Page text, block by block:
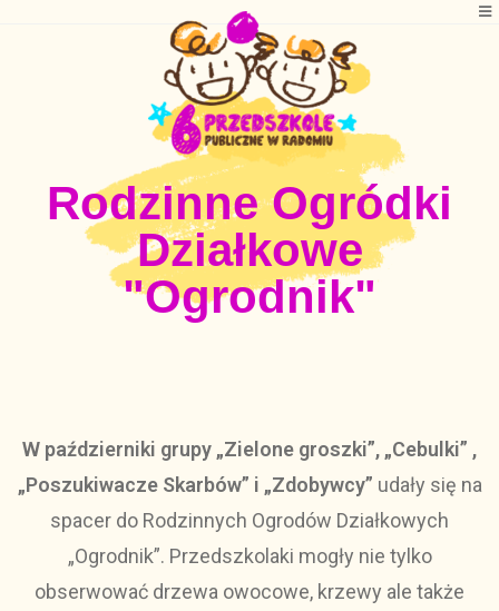
Rodzinne Ogródki
Działkowe
"Ogrodnik"
W październiki grupy „Zielone groszki”, „Cebulki” ,
„Poszukiwacze Skarbów” i „Zdobywcy” udały się na
spacer do Rodzinnych Ogrodów Działkowych
„Ogrodnik”. Przedszkolaki mogły nie tylko
obserwować drzewa owocowe, krzewy ale także